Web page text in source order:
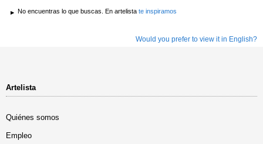
No encuentras lo que buscas. En artelista te inspiramos
Would you prefer to view it in English?
Artelista
Quiénes somos
Empleo